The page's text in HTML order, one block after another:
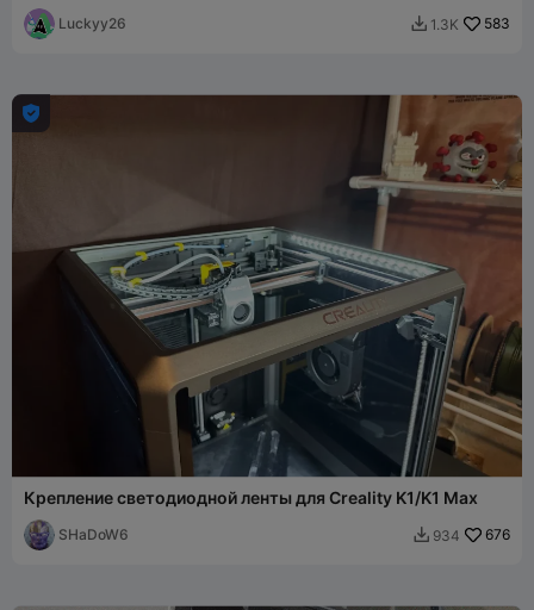
Luckyy26  1.3K 583

Крепление светодиодной ленты для Creality K1/K1 Max
SHaDoW6  934 676